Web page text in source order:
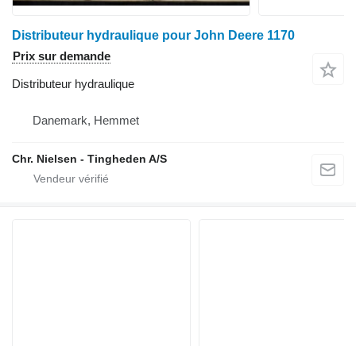
Distributeur hydraulique pour John Deere 1170
Prix sur demande
Distributeur hydraulique
Danemark, Hemmet
Chr. Nielsen - Tingheden A/S